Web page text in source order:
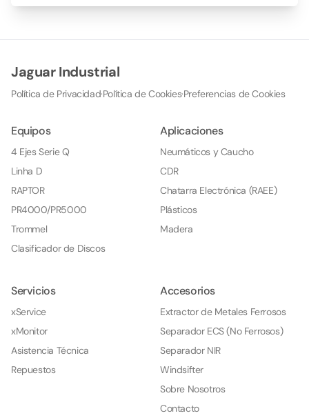
Jaguar Industrial
Política de Privacidad·Política de Cookies·Preferencias de Cookies
Equipos
4 Ejes Serie Q
Linha D
RAPTOR
PR4000/PR5000
Trommel
Clasificador de Discos
Aplicaciones
Neumáticos y Caucho
CDR
Chatarra Electrónica (RAEE)
Plásticos
Madera
Servicios
xService
xMonitor
Asistencia Técnica
Repuestos
Accesorios
Extractor de Metales Ferrosos
Separador ECS (No Ferrosos)
Separador NIR
Windsifter
Sobre Nosotros
Contacto